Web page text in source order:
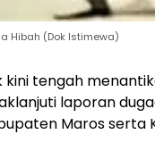
Hibah (Dok Istimewa)
kini tengah
laporan
Maros serta